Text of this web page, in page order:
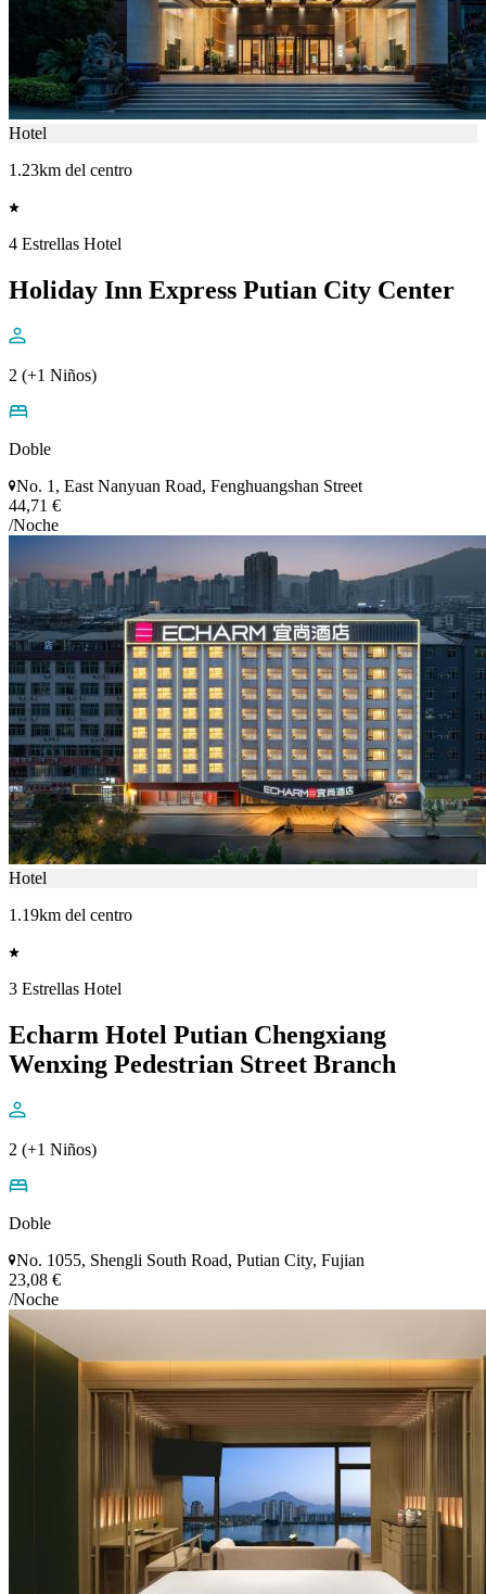
Hotel
1.23km del centro
4 Estrellas Hotel
Holiday Inn Express Putian City Center
2 (+1 Niños)
Doble
No. 1, East Nanyuan Road, Fenghuangshan Street
44,71 €
/Noche
Hotel
1.19km del centro
3 Estrellas Hotel
Echarm Hotel Putian Chengxiang
Wenxing Pedestrian Street Branch
2 (+1 Niños)
Doble
No. 1055, Shengli South Road, Putian City, Fujian
23,08 €
/Noche